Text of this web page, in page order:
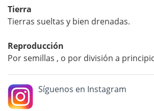
Tierra
Tierras sueltas y bien drenadas.
Reproducción
Por semillas , o por división a
Síguenos en Instagram